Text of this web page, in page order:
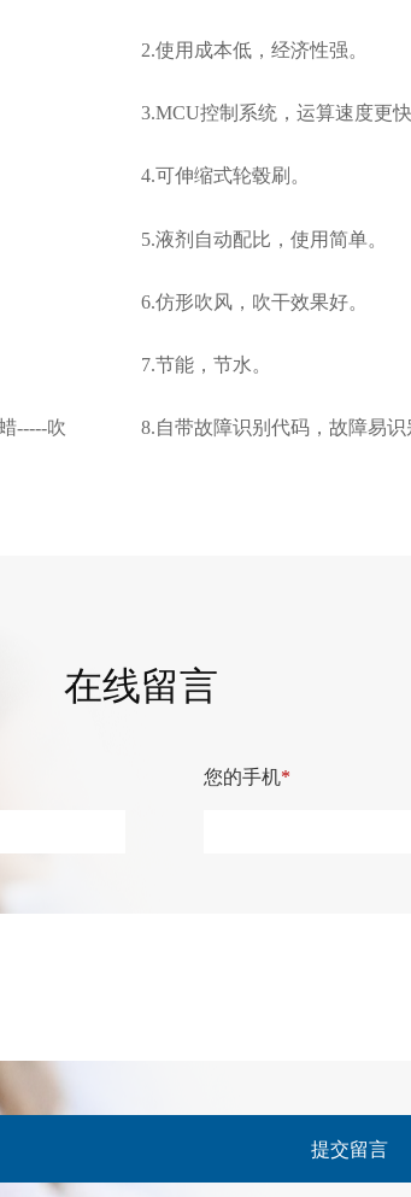
-----吹
2.使用成本低，经济性强。
3.MCU控制系统，运算速度更
4.可伸缩式轮毂刷。
5.液剂自动配比，使用简单。
6.仿形吹风，吹干效果好。
7.节能，节水。
8.自带故障识别代码，故障易
在线留言
您的手机*
提交留言